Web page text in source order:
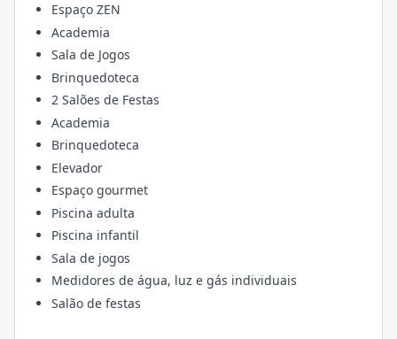
Espaço ZEN
Academia
Sala de Jogos
Brinquedoteca
2 Salões de Festas
Academia
Brinquedoteca
Elevador
Espaço gourmet
Piscina adulta
Piscina infantil
Sala de jogos
Medidores de água, luz e gás individuais
Salão de festas